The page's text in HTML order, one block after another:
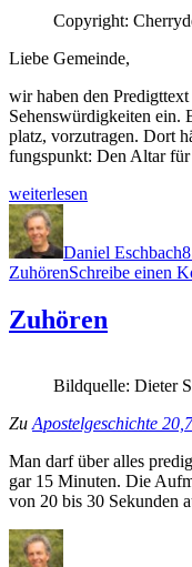
Copy­right:
Liebe Gemeinde,
wir haben den
Sehenswürdigkeit­en ein.
platz, vorzu­tra­gen. Dort
fungspunkt: Den Altar für
„Die
Gute
Nachricht
ins
Gespräch
gen“
weit­er­lesen
Autor
Daniel Eschbach
ZuhörenSchreibe einen
Zuhören
Bildquelle: Dieter
ZuApos­telgeschichte
Man darf über alles
gar 15 Minuten. Die
von 20 bis 30 Sekun­den
Autor